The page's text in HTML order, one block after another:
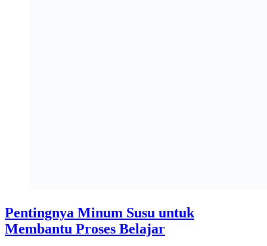
Pentingnya Minum Susu untuk
Membantu Proses Belajar